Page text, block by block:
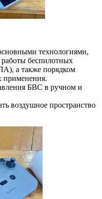
технологиями,
беспилотных
а также порядком
применения.
БВС в ручном и
воздушное пространство